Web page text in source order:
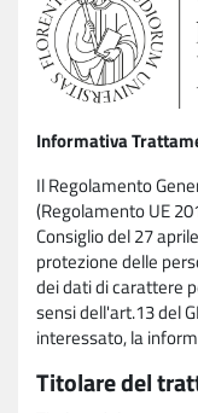
Informativa
Il Regolamento
(Regolamento UE
Consiglio del 27
protezione delle
dei dati di carattere
sensi dell'art.13 del
interessato, la
Titolare del